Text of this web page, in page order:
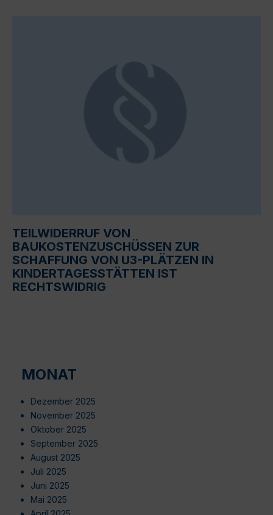
TEILWIDERRUF VON
BAUKOSTENZUSCHÜSSEN ZUR
SCHAFFUNG VON U3-PLÄTZEN IN
KINDERTAGESSTÄTTEN IST
RECHTSWIDRIG
MONAT
Dezember 2025
November 2025
Oktober 2025
September 2025
August 2025
Juli 2025
Juni 2025
Mai 2025